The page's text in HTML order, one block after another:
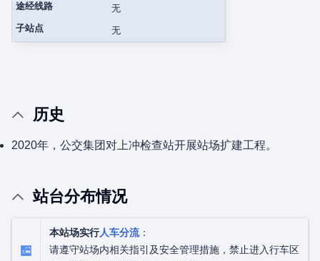
途经线路
无
子站点
无
历史
2020年，公交集团对上冲检查站开展站场扩建工程。
站台分布情况
本站场实行人车分流：
请遵守站场内相关指引及安全管理措施，禁止进入行车区